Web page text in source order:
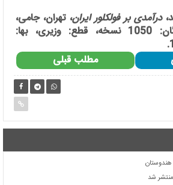
درآمدی بر فولکلور ایران، تهران، جامی،
400 صفحه، شمارگان: 1050 نسخه، قطع: وزیری، بها:
مطلب قبلی